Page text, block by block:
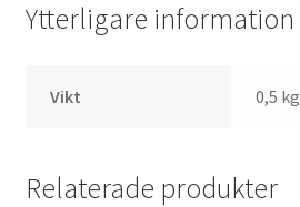
Ytterligare information
Vikt 0,5 kg
Relaterade produkter